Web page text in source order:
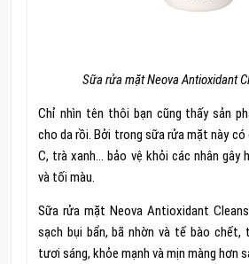
Sữa rửa mặt Neova Antioxidant
Chỉ nhìn tên thôi bạn cũng thấy sản
cho da rồi. Bởi trong sữa rửa mặt này có
C, trà xanh… bảo vệ khỏi các nhân gây
và tối màu.
Sữa rửa mặt Neova Antioxidant
sạch bụi bẩn, bã nhờn và tế bào chết,
tươi sáng, khỏe mạnh và mịn màng hơn